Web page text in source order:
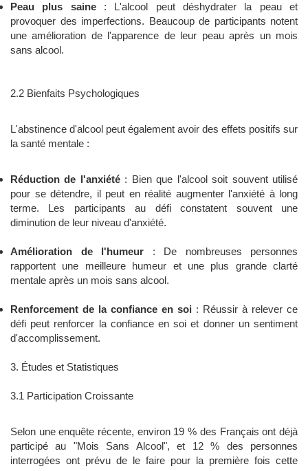
Peau plus saine: L'alcool peut déshydrater la peau et
provoquer des imperfections. Beaucoup de participants notent
une amélioration de l'apparence de leur peau après un mois
sans alcool.
2.2 Bienfaits Psychologiques
L'abstinence d'alcool peut également avoir des effets positifs sur
la santé mentale :
Réduction de l'anxiété: Bien que l'alcool soit souvent utilisé
pour se détendre, il peut en réalité augmenter l'anxiété à long
terme. Les participants au défi constatent souvent une
diminution de leur niveau d'anxiété.
Amélioration de l'humeur : De nombreuses personnes
rapportent une meilleure humeur et une plus grande clarté
mentale après un mois sans alcool.
Renforcement de la confiance en soi : Réussir à relever ce
défi peut renforcer la confiance en soi et donner un sentiment
d'accomplissement.
3. Études et Statistiques
3.1 Participation Croissante
Selon une enquête récente, environ 19 % des Français ont déjà
participé au "Mois Sans Alcool", et 12 % des personnes
interrogées ont prévu de le faire pour la première fois cette